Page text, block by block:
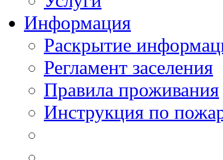
Информация
Раскрытие
Регламент заселения
Правила проживания
Инструкция по